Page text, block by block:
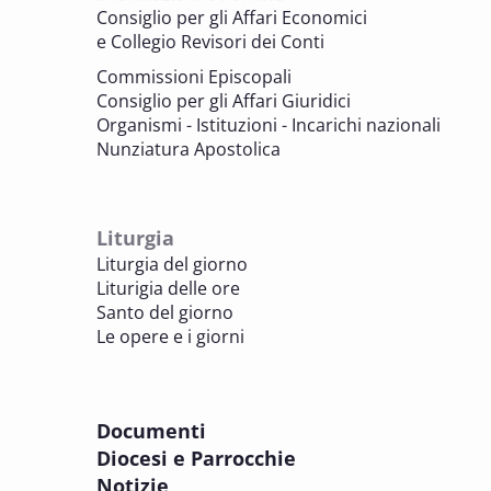
7 OTTOBRE 2025
di culto
BENI CULTURALI E EDILIZIA DI CULTO
BENI CULTURALI E EDILIZIA DI CULTO
8 OTTOBRE 2025
Incontro online dei Direttori diocesani,
8 OTTOBRE 2025
Corso FC32.5 - Introduzione alla teologia
Consiglio per gli Affari Economici
e Collegio Revisori dei Conti
Commissioni Episcopali
Consiglio per gli Affari Giuridici
Organismi - Istituzioni - Incarichi nazionali
Nunziatura Apostolica
Liturgia
Liturgia del giorno
Liturigia delle ore
Santo del giorno
Le opere e i giorni
Documenti
Diocesi e Parrocchie
Notizie